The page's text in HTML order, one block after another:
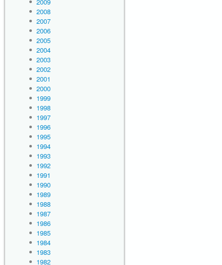
2008
2007
2006
2005
2004
2003
2002
2001
2000
1999
1998
1997
1996
1995
1994
1993
1992
1991
1990
1989
1988
1987
1986
1985
1984
1983
1982